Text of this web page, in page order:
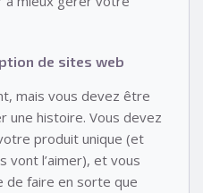
de sites web
mais vous devez être
une histoire. Vous devez
produit unique (et
vont l’aimer), et vous
de faire en sorte que